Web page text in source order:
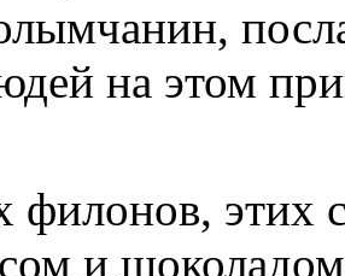
на этом
филонов, этих
и